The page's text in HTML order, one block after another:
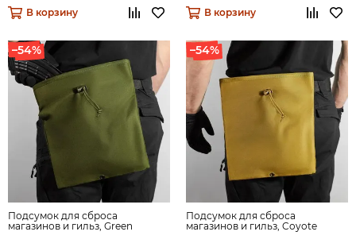
В корзину В корзину
–54%
Подсумок для сброса
магазинов и гильз, Green
–54%
Подсумок для сброса
магазинов и гильз, Coyote